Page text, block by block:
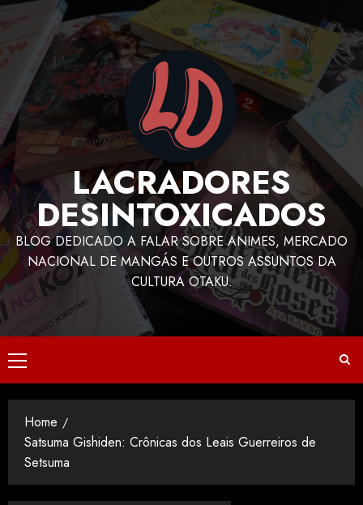
LACRADORES
DESINTOXICADOS
BLOG DEDICADO A FALAR SOBRE ANIMES, MERCADO
NACIONAL DE MANGÁS E OUTROS ASSUNTOS DA
CULTURA OTAKU.
Home
Satsuma Gishiden: Crônicas dos Leais Guerreiros de
Setsuma